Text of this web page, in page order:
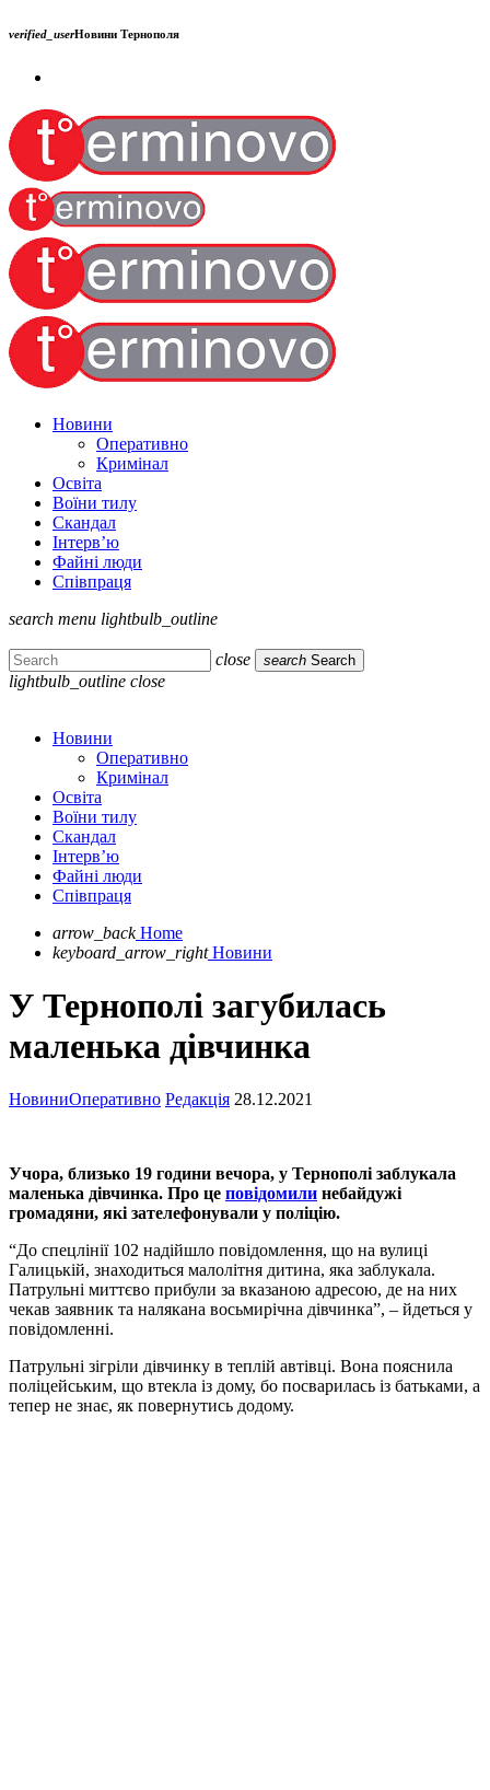
verified_userНовини Тернополя
Новини
Оперативно
Кримінал
Освіта
Воїни тилу
Скандал
Інтерв’ю
Файні люди
Співпраця
search menu lightbulb_outline
close search Search
lightbulb_outline close
Новини
Оперативно
Кримінал
Освіта
Воїни тилу
Скандал
Інтерв’ю
Файні люди
Співпраця
arrow_back Home
keyboard_arrow_right Новини
У Тернополі загубилась
маленька дівчинка
НовиниОперативно Редакція 28.12.2021
Учора, близько 19 години вечора, у Тернополі заблукала
маленька дівчинка. Про це повідомили небайдужі
громадяни, які зателефонували у поліцію.
“До спецлінії 102 надійшло повідомлення, що на вулиці
Галицькій, знаходиться малолітня дитина, яка заблукала.
Патрульні миттєво прибули за вказаною адресою, де на них
чекав заявник та налякана восьмирічна дівчинка”, – йдеться у
повідомленні.
Патрульні зігріли дівчинку в теплій автівці. Вона пояснила
поліцейським, що втекла із дому, бо посварилась із батьками, а
тепер не знає, як повернутись додому.